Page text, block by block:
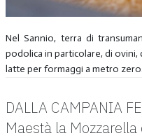
Nel Sannio, terra di
podolica in particolare, di
latte per formaggi a metro zero.
DALLA CAMPANIA
Maestà la